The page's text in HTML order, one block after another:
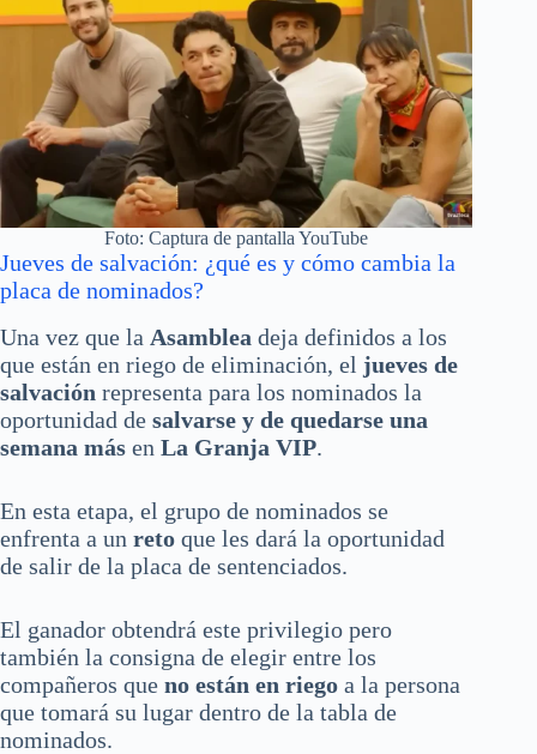
Foto: Captura de pantalla YouTube
Jueves de salvación: ¿qué es y cómo cambia la
placa de nominados?
Una vez que la Asamblea deja definidos a los
que están en riego de eliminación, el jueves de
salvación representa para los nominados la
oportunidad de salvarse y de quedarse una
semana más en La Granja VIP.
En esta etapa, el grupo de nominados se
enfrenta a un reto que les dará la oportunidad
de salir de la placa de sentenciados.
El ganador obtendrá este privilegio pero
también la consigna de elegir entre los
compañeros que no están en riego a la persona
que tomará su lugar dentro de la tabla de
nominados.